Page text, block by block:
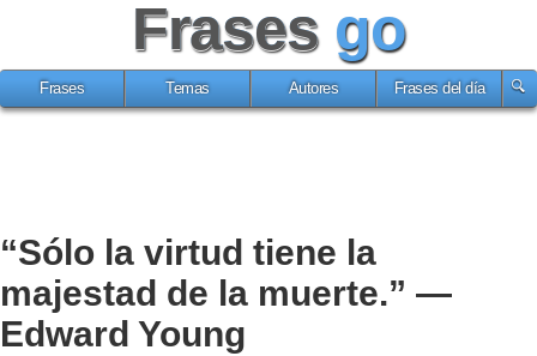
Frases go
Frases Temas Autores Frases del día
“Sólo la virtud tiene la
majestad de la muerte.” —
Edward Young